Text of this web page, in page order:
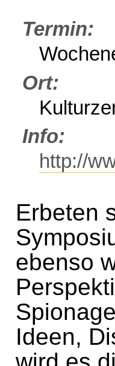
Termin
Ort
Info
http://
Erbeten
ebenso
Ideen,